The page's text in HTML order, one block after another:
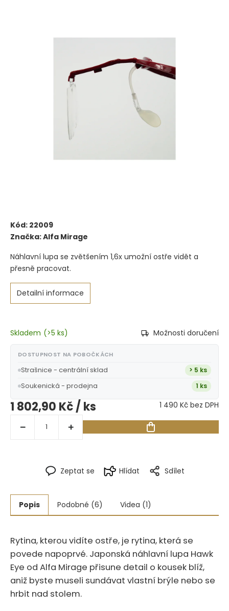
Kód: 22009
Značka:Alfa Mirage
Náhlavní lupa se zvětšením 1,6x umožní ostře vidět a
přesně pracovat.
Detailní informace
Zeptat se Hlídat Sdílet
Skladem (>5 ks) Možnosti doručení
DOSTUPNOST NA POBOČKÁCH
Strašnice - centrální sklad > 5 ks
Soukenická - prodejna 1 ks
1 802,90 Kč/ ks 1 490 Kč bez DPH
Popis Podobné (6) Videa (1)
Rytina, kterou vidíte ostře, je rytina, která se
povede napoprvé.‍​‍‌‌‌​​​‌‌‌‌​​‌​​‌​‌‌‌​‌‌‌‌​‌‌‌​‌​ Japonská náhlavní lupa Hawk
Eye od Alfa Mirage přisune detail o kousek blíž,
aniž byste museli sundávat vlastní brýle nebo se
hrbit nad stolem.